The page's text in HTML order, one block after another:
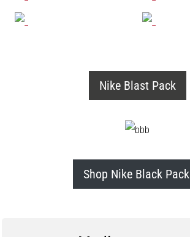
Nike Blast Pack
Shop Nike Black Pack